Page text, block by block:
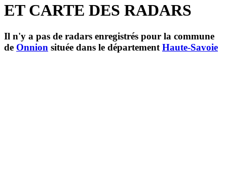
ET CARTE DES RADARS
Il n'y a pas de radars enregistrés pour la commune
de Onnion située dans le département Haute-Savoie